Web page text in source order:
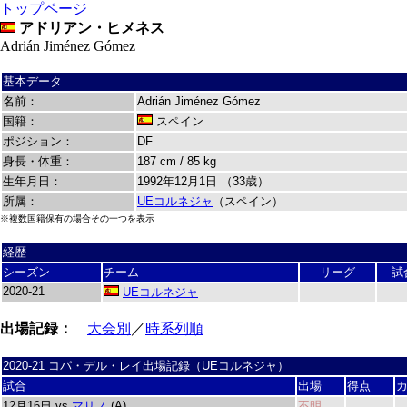
トップページ
アドリアン・ヒメネス
Adrián Jiménez Gómez
基本データ
名前：
Adrián Jiménez Gómez
国籍：
スペイン
ポジション：
DF
身長・体重：
187 cm / 85 kg
生年月日：
1992年12月1日 （33歳）
所属：
UEコルネジャ （スペイン）
※複数国籍保有の場合その一つを表示
経歴
シーズン
チーム リーグ 試
2020-21
UEコルネジャ
出場記録： 大会別 ／時系列順
2020-21 コパ・デル・レイ出場記録（UEコルネジャ）
試合
出場 得点